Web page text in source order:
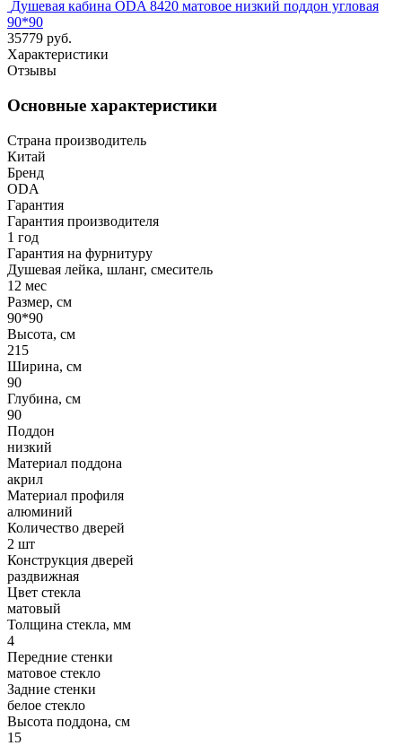
Душевая кабина ODA 8420 матовое низкий поддон угловая
90*90
35779 руб.
Характеристики
Отзывы
Основные характеристики
Страна производитель
Китай
Бренд
ODA
Гарантия
Гарантия производителя
1 год
Гарантия на фурнитуру
Душевая лейка, шланг, смеситель
12 мес
Размер, см
90*90
Высота, см
215
Ширина, см
90
Глубина, см
90
Поддон
низкий
Материал поддона
акрил
Материал профиля
алюминий
Количество дверей
2 шт
Конструкция дверей
раздвижная
Цвет стекла
матовый
Толщина стекла, мм
4
Передние стенки
матовое стекло
Задние стенки
белое стекло
Высота поддона, см
15